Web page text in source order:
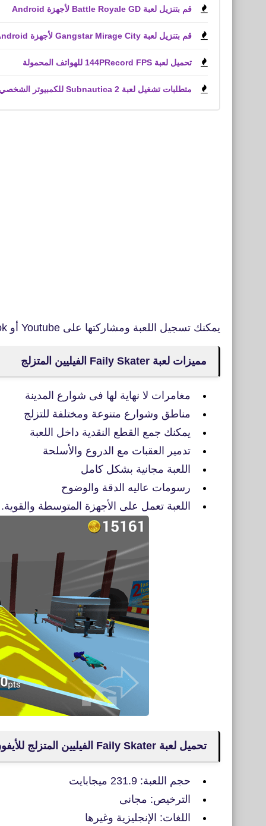
قم بتنزيل لعبة Battle Royale GD لأجهزة Android
قم بتنزيل لعبة Gangstar Mirage City لأجهزة Android و iPhone (APK)
تحميل لعبة 144PRecord FPS للهواتف المحمولة
متطلبات تشغيل لعبة Subnautica 2 للكمبيوتر الشخصي
يمكنك تسجيل اللعبة ومشاركتها على Youtube أو Facebook أو Instagram.
مميزات لعبة Faily Skater الفيليين المتزلج
مغامرات لا نهاية لها فى شوارع المدينة
مناطق وشوارع متنوعة ومختلفة للتزلج
يمكنك جمع القطع النقدية داخل اللعبة
تدمير العقبات مع الدروع والأسلحة
اللعبة مجانية بشكل كامل
رسومات عاليه الدقة والوضوح
اللعبة تعمل على الأجهزة المتوسطة والقوية.
تحميل لعبة Faily Skater الفيليين المتزلج للأيفون
حجم اللعبة: 231.9 ميجابايت
الترخيص: مجانى
اللغات: الإنجليزية وغيرها